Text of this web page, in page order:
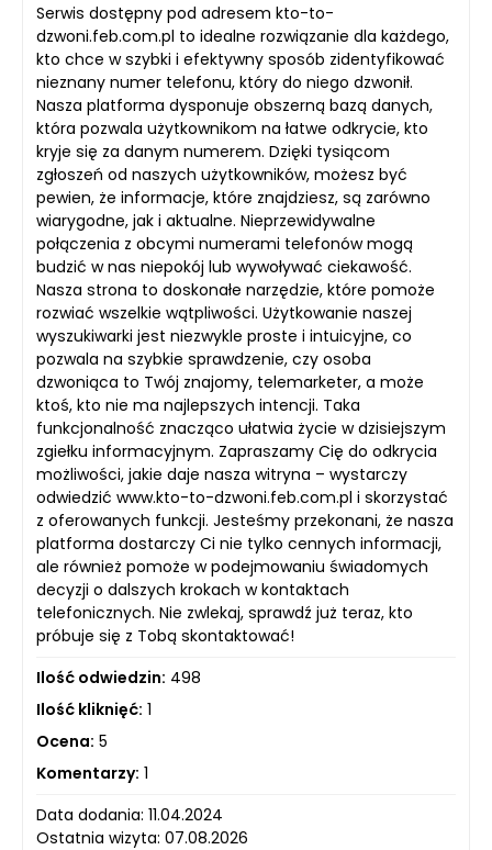
Serwis dostępny pod adresem kto-to-
dzwoni.feb.com.pl to idealne rozwiązanie dla każdego,
kto chce w szybki i efektywny sposób zidentyfikować
nieznany numer telefonu, który do niego dzwonił.
Nasza platforma dysponuje obszerną bazą danych,
która pozwala użytkownikom na łatwe odkrycie, kto
kryje się za danym numerem. Dzięki tysiącom
zgłoszeń od naszych użytkowników, możesz być
pewien, że informacje, które znajdziesz, są zarówno
wiarygodne, jak i aktualne. Nieprzewidywalne
połączenia z obcymi numerami telefonów mogą
budzić w nas niepokój lub wywoływać ciekawość.
Nasza strona to doskonałe narzędzie, które pomoże
rozwiać wszelkie wątpliwości. Użytkowanie naszej
wyszukiwarki jest niezwykle proste i intuicyjne, co
pozwala na szybkie sprawdzenie, czy osoba
dzwoniąca to Twój znajomy, telemarketer, a może
ktoś, kto nie ma najlepszych intencji. Taka
funkcjonalność znacząco ułatwia życie w dzisiejszym
zgiełku informacyjnym. Zapraszamy Cię do odkrycia
możliwości, jakie daje nasza witryna – wystarczy
odwiedzić www.kto-to-dzwoni.feb.com.pl i skorzystać
z oferowanych funkcji. Jesteśmy przekonani, że nasza
platforma dostarczy Ci nie tylko cennych informacji,
ale również pomoże w podejmowaniu świadomych
decyzji o dalszych krokach w kontaktach
telefonicznych. Nie zwlekaj, sprawdź już teraz, kto
próbuje się z Tobą skontaktować!
Ilość odwiedzin: 498
Ilość kliknięć: 1
Ocena: 5
Komentarzy: 1
Data dodania: 11.04.2024
Ostatnia wizyta: 07.08.2026